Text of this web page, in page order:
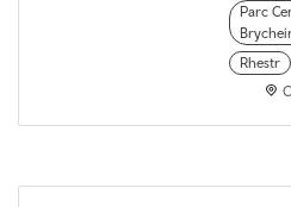
Parc
Rhestr